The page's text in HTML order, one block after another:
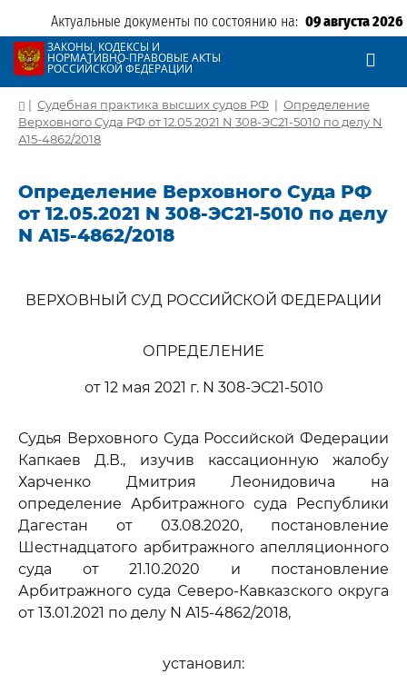
Актуальные документы по состоянию на: 09 августа 2026
ЗАКОНЫ, КОДЕКСЫ И
НОРМАТИВНО-ПРАВОВЫЕ АКТЫ
РОССИЙСКОЙ ФЕДЕРАЦИИ
| Судебная практика высших судов РФ | Определение
Верховного Суда РФ от 12.05.2021 N 308-ЭС21-5010 по делу N
А15-4862/2018
Определение Верховного Суда РФ
от 12.05.2021 N 308-ЭС21-5010 по делу
N А15-4862/2018
ВЕРХОВНЫЙ СУД РОССИЙСКОЙ ФЕДЕРАЦИИ
ОПРЕДЕЛЕНИЕ
от 12 мая 2021 г. N 308-ЭС21-5010
Судья Верховного Суда Российской Федерации
Капкаев Д.В., изучив кассационную жалобу
Харченко Дмитрия Леонидовича на
определение Арбитражного суда Республики
Дагестан от 03.08.2020, постановление
Шестнадцатого арбитражного апелляционного
суда от 21.10.2020 и постановление
Арбитражного суда Северо-Кавказского округа
от 13.01.2021 по делу N А15-4862/2018,
установил: